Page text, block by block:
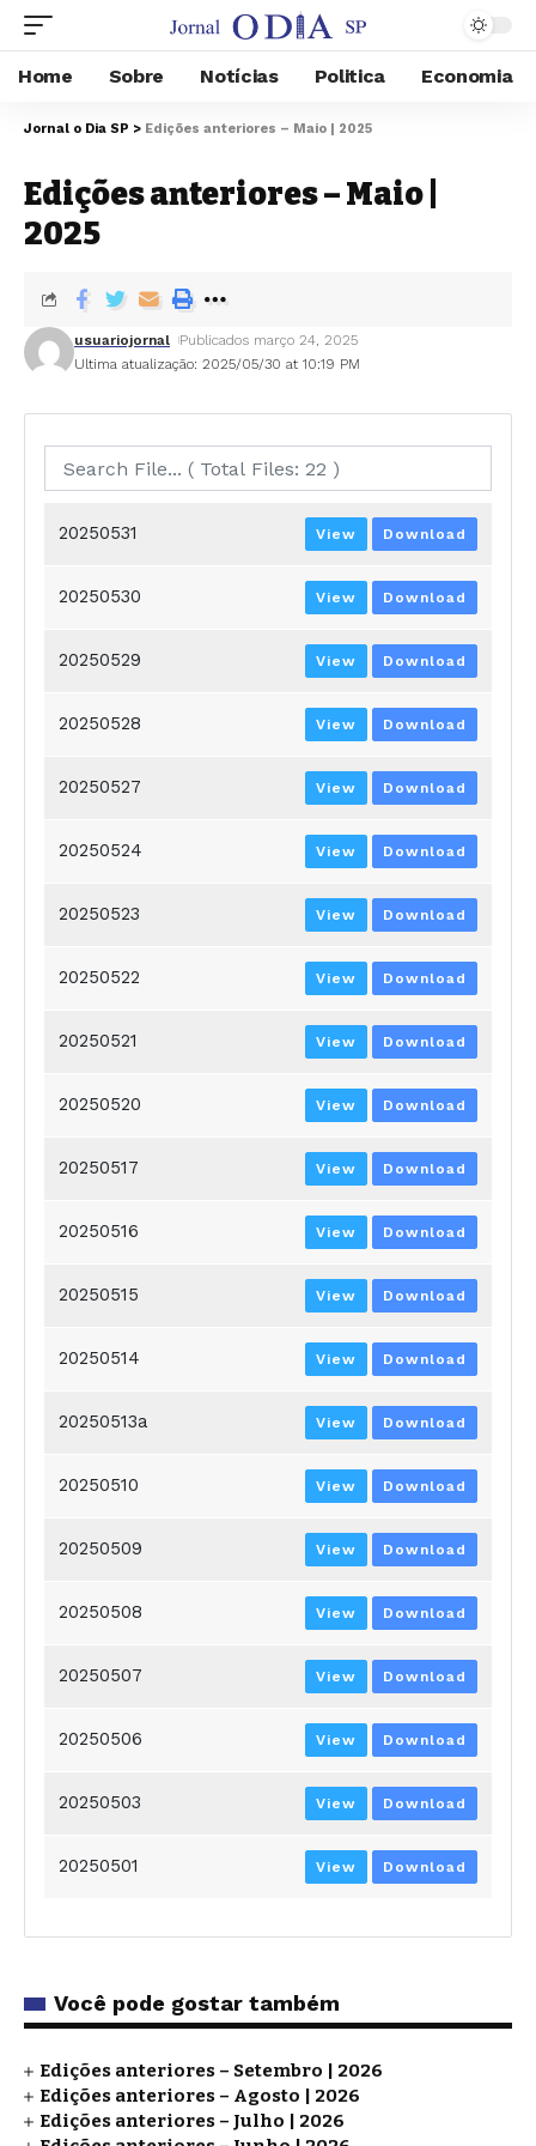
Home Sobre Notícias Politica Economia
Jornal o Dia SP > Edições anteriores – Maio | 2025
Edições anteriores – Maio |
2025
Ultima atualização: 2025/05/30 at 10:19 PM
usuariojornal Publicados março 24, 2025
20250531 View Download
20250530 View Download
20250529 View Download
20250528 View Download
20250527 View Download
20250524 View Download
20250523 View Download
20250522 View Download
20250521 View Download
20250520 View Download
20250517 View Download
20250516 View Download
20250515 View Download
20250514 View Download
20250513a View Download
20250510 View Download
20250509 View Download
20250508 View Download
20250507 View Download
20250506 View Download
20250503 View Download
20250501 View Download
Você pode gostar também
Edições anteriores – Setembro | 2026
Edições anteriores – Agosto | 2026
Edições anteriores – Julho | 2026